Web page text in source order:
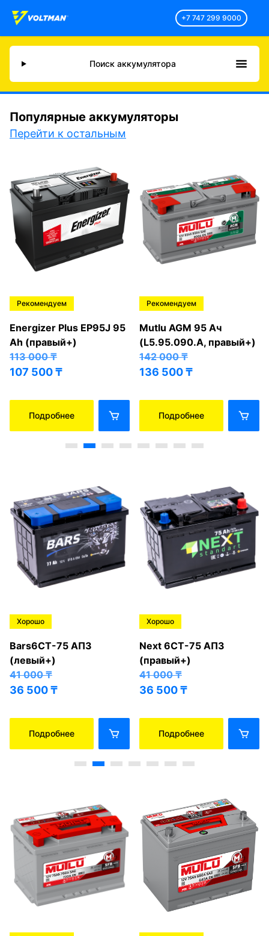
+7 747 299 9000
Поиск аккумулятора
Популярные аккумуляторы
Перейти к остальным
Рекомендуем
Energizer Plus EP95J 95
Ah (правый+)
113 000₸
107 500₸
Подробнее
Рекомендуем
Mutlu AGM 95 Ач
(L5.95.090.A, правый+)
142 000₸
136 500₸
Подробнее
Хорошо
Bars6СТ-75 АПЗ
(левый+)
41 000₸
36 500₸
Подробнее
Хорошо
Next 6СТ-75 АПЗ
(правый+)
41 000₸
36 500₸
Подробнее